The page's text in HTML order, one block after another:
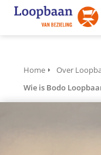
Home
Over
Wie is Bodo